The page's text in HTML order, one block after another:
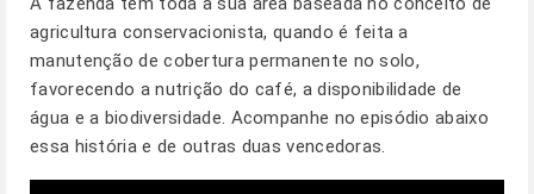
agricultura conservacionista, quando é feita a
manutenção de cobertura permanente no solo,
favorecendo a nutrição do café, a disponibilidade de
água e a biodiversidade. Acompanhe no episódio abaixo
essa história e de outras duas vencedoras.